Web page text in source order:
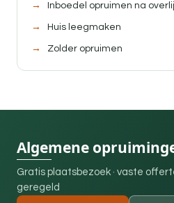
Inboedel opruimen na
Huis leegmaken
Zolder opruimen
Algemene
Gratis plaatsbezoek · vaste
geregeld